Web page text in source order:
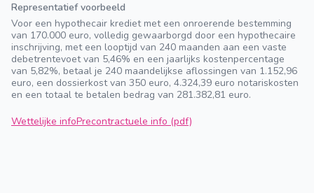
Representatief voorbeeld
Voor een hypothecair krediet met een onroerende bestemming
van 170.000 euro, volledig gewaarborgd door een hypothecaire
inschrijving, met een looptijd van 240 maanden aan een vaste
debetrentevoet van 5,46% en een jaarlijks kostenpercentage
van 5,82%, betaal je 240 maandelijkse aflossingen van 1.152,96
euro, een dossierkost van 350 euro, 4.324,39 euro notariskosten
en een totaal te betalen bedrag van 281.382,81 euro.
Wettelijke infoPrecontractuele info (pdf)